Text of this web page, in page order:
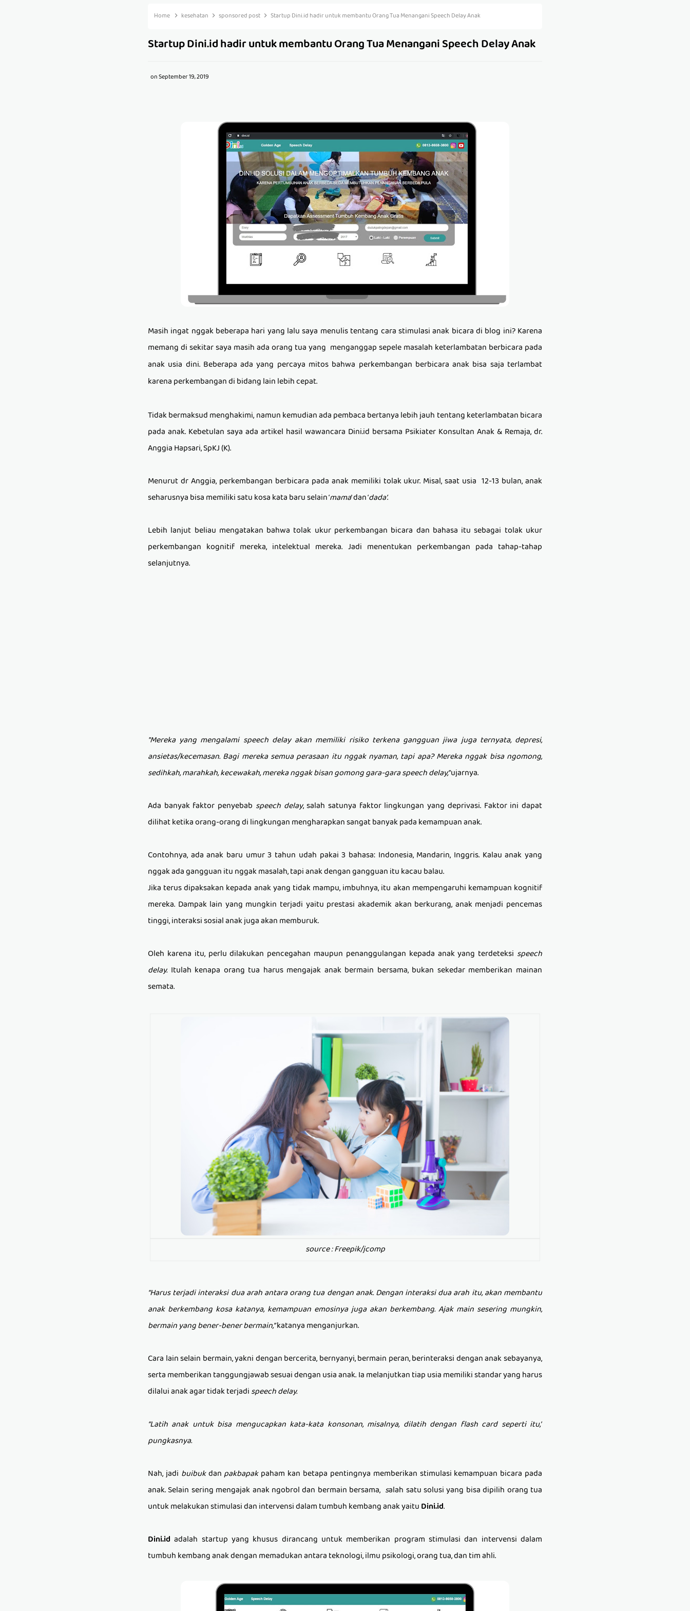
Home kesehatan sponsored post Startup Dini.id hadir untuk membantu Orang Tua Menangani Speech Delay Anak
Startup Dini.id hadir untuk membantu Orang Tua Menangani Speech Delay Anak
onSeptember 19, 2019
Masih ingat nggak beberapa hari yang lalu saya menulis tentang carastimulasi anak bicaradi blog ini? Karena
memang di sekitar saya masih ada orang tua yang menganggap sepele masalah keterlambatan berbicara pada
anak usia dini. Beberapa ada yang percaya mitos bahwa perkembangan berbicara anak bisa saja terlambat
karena perkembangan di bidang lain lebih cepat.
Tidak bermaksud menghakimi, namun kemudian ada pembaca bertanya lebih jauh tentang keterlambatan bicara
pada anak. Kebetulan saya ada artikel hasil wawancara Dini.id bersama Psikiater Konsultan Anak & Remaja,dr.
Anggia Hapsari,SpKJ (K).
Menurut dr Anggia, perkembangan berbicara pada anak memiliki tolak ukur. Misal, saat usia 12-13 bulan, anak
seharusnya bisa memiliki satu kosa kata baru selain ‘mama’ dan ‘dada’.
Lebih lanjut beliau mengatakan bahwa tolak ukur perkembangan bicara dan bahasa itu sebagai tolak ukur
perkembangan kognitif mereka, intelektual mereka. Jadi menentukan perkembangan pada tahap-tahap
selanjutnya.
"Mereka yang mengalami speech delay akan memiliki risiko terkena gangguan jiwa juga ternyata, depresi,
ansietas/kecemasan. Bagi mereka semua perasaan itu nggak nyaman, tapi apa? Mereka nggak bisa ngomong,
sedihkah, marahkah, kecewakah, mereka nggak bisan gomong gara-garaspeech delay,”ujarnya.
Ada banyak faktor penyebab speech delay, salah satunya faktor lingkungan yang deprivasi. Faktor ini dapat
dilihat ketika orang-orang di lingkungan mengharapkan sangat banyak pada kemampuan anak.
Contohnya, ada anak baru umur 3 tahun udah pakai 3 bahasa: Indonesia, Mandarin, Inggris. Kalau anak yang
nggak ada gangguan itu nggak masalah, tapi anak dengan gangguan itu kacau balau.
Jika terus dipaksakan kepada anak yang tidak mampu, imbuhnya, itu akan mempengaruhi kemampuan kognitif
mereka. Dampak lain yang mungkin terjadi yaitu prestasi akademik akan berkurang, anak menjadi pencemas
tinggi, interaksi sosial anak juga akan memburuk.
Oleh karena itu, perlu dilakukan pencegahan maupun penanggulangan kepada anak yang terdeteksi speech
delay. Itulah kenapa orang tua harus mengajak anak bermain bersama, bukan sekedar memberikan mainan
semata.
source : Freepik/jcomp
“Harus terjadi interaksi dua arah antara orang tua dengan anak. Dengan interaksi dua arah itu, akan membantu
anak berkembang kosa katanya, kemampuan emosinya juga akan berkembang. Ajak main sesering mungkin,
bermain yang bener-bener bermain,”katanya menganjurkan.
Cara lain selain bermain, yakni dengan bercerita, bernyanyi, bermain peran, berinteraksi dengan anak sebayanya,
serta memberikan tanggungjawab sesuai dengan usia anak. Ia melanjutkan tiap usia memiliki standar yang harus
dilalui anak agar tidak terjadispeech delay.
“Latih anak untuk bisa mengucapkan kata-kata konsonan, misalnya, dilatih dengan flash card seperti itu,”
pungkasnya.
Nah, jadi buibukdanpakbapakpaham kan betapa pentingnya memberikan stimulasi kemampuan bicara pada
anak. Selain sering mengajak anak ngobrol dan bermain bersama, salah satusolusiyang bisa dipilih orang tua
untuk melakukan stimulasi dan intervensi dalam tumbuh kembang anak yaituDini.id.
Dini.id adalah startup yang khusus dirancang untuk memberikan program stimulasi dan intervensi dalam
tumbuh kembang anak dengan memadukan antara teknologi, ilmu psikologi, orang tua, dan tim ahli.